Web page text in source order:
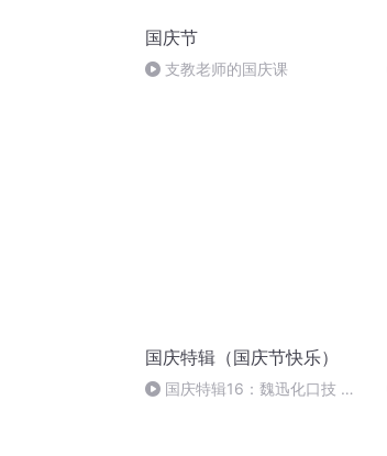
国庆节
支教老师的国庆课
国庆特辑（国庆节快乐）
国庆特辑16：魏迅化口技 二